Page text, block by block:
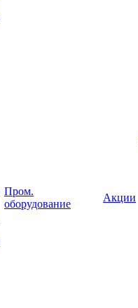
Пром.
оборудование
Акции